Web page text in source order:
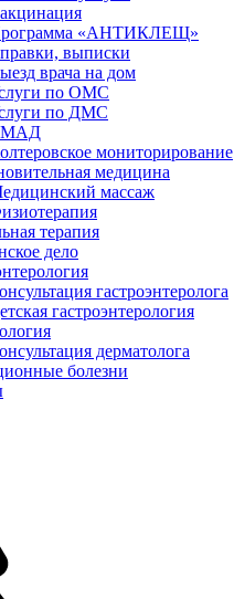
«АНТИКЛЕЩ»
выписки
врача на дом
по ОМС
по ДМС
мониторирование
медицина
массаж
терапия
дело
гастроэнтеролога
гастроэнтерология
дерматолога
болезни